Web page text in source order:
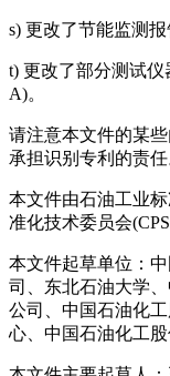
s) 更改了节能监测
t) 更改了部分测试
A)。
请注意本文件的某
承担识别专利的责任
本文件由石油工业
准化技术委员会
本文件起草单位：
司、东北石油大学
公司、中国石油化
心、中国石油化工